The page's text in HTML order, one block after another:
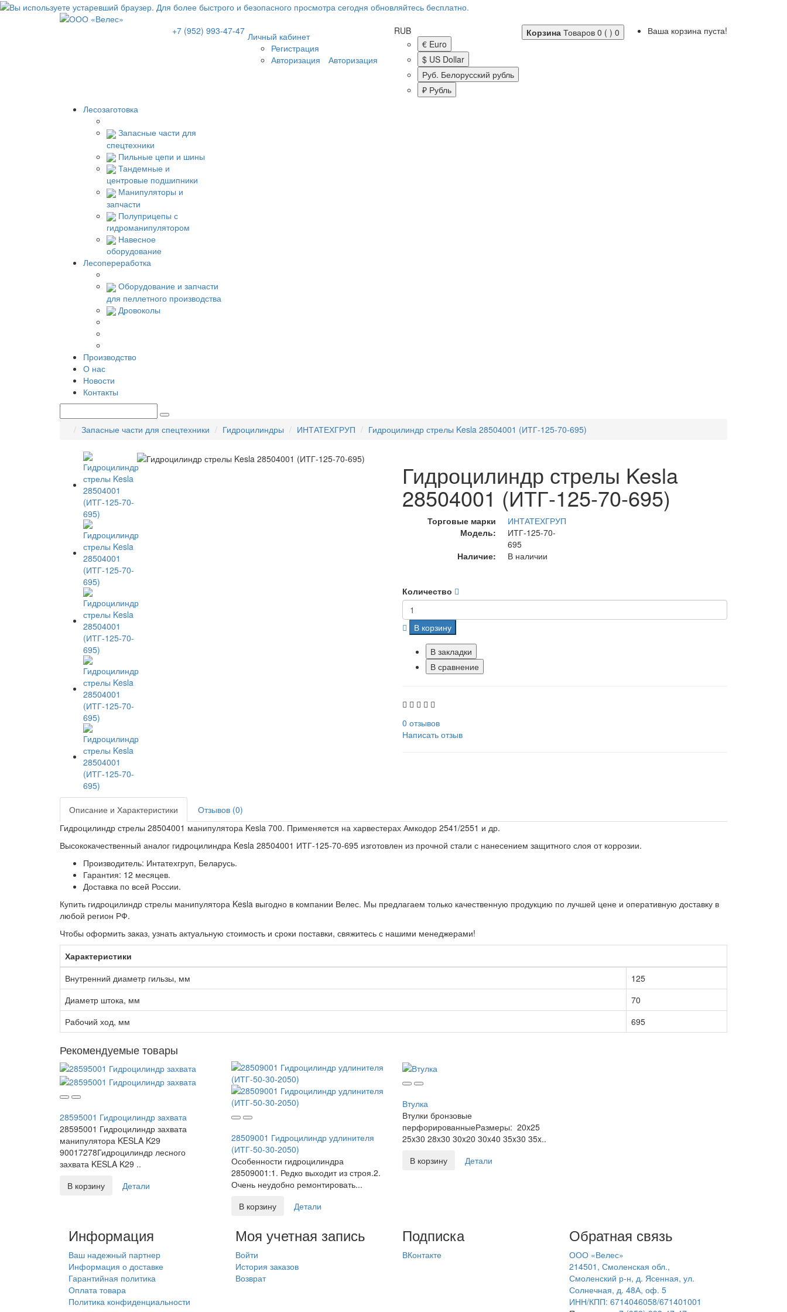
Корзина Товаров 0 ( ) 0 Ваша корзина пуста!
Личный кабинет
Регистрация
Авторизация
Авторизация
RUB
€ Euro
$ US Dollar
Руб. Белорусский рубль
₽ Рубль
+7 (952) 993-47-47
Лесозаготовка
Запасные части для
спецтехники
Пильные цепи и шины
Тандемные и
центровые подшипники
Манипуляторы и
запчасти
Полуприцепы с
гидроманипулятором
Навесное
оборудование
Лесопереработка
Оборудование и запчасти
для пеллетного производства
Дровоколы
Производство
О нас
Новости
Контакты
Запасные части для спецтехники Гидроцилиндры ИНТАТЕХГРУП Гидроцилиндр стрелы Kesla 28504001 (ИТГ-125-70-695)
Гидроцилиндр стрелы Kesla
28504001 (ИТГ-125-70-695)
Торговые марки
ИНТАТЕХГРУП
Модель:
ИТГ-125-70-
695
Наличие:
В наличии
Количество
В корзину
В закладки
В сравнение
0 отзывов
Написать отзыв
Описание и Характеристики
Отзывов (0)
Гидроцилиндр стрелы 28504001 манипулятора Kesla 700. Применяется на харвестерах Амкодор 2541/2551 и др.
Высококачественный аналог гидроцилиндра Kesla 28504001 ИТГ-125-70-695 изготовлен из прочной стали с нанесением защитного слоя от коррозии.
Производитель: Интатехгруп, Беларусь.
Гарантия: 12 месяцев.
Доставка по всей России.
Купить гидроцилиндр стрелы манипулятора Kesla выгодно в компании Велес. Мы предлагаем только качественную продукцию по лучшей цене и оперативную доставку в
любой регион РФ.
Чтобы оформить заказ, узнать актуальную стоимость и сроки поставки, свяжитесь с нашими менеджерами!
Характеристики
Внутренний диаметр гильзы, мм
125
Диаметр штока, мм
70
Рабочий ход, мм
695
Рекомендуемые товары
28595001 Гидроцилиндр захвата
28595001 Гидроцилиндр захвата
манипулятора KESLA K29
90017278Гидроцилиндр лесного
захвата KESLA K29 ..
В корзину
Детали
28509001 Гидроцилиндр удлинителя
(ИТГ-50-30-2050)
Особенности гидроцилиндра
28509001:1. Редко выходит из строя.2.
Очень неудобно ремонтировать...
В корзину
Детали
Втулка
Втулки бронзовые
перфорированныеРазмеры: 20x25
25x30 28x30 30x20 30x40 35x30 35x..
В корзину
Детали
Информация
Ваш надежный партнер
Информация о доставке
Гарантийная политика
Оплата товара
Политика конфиденциальности
Моя учетная запись
Войти
История заказов
Возврат
Подписка
ВКонтакте
Обратная связь
ООО «Велес»
214501, Смоленская обл.,
Смоленский р-н, д. Ясенная, ул.
Солнечная, д. 48А, оф. 5
ИНН/КПП: 6714046058/671401001